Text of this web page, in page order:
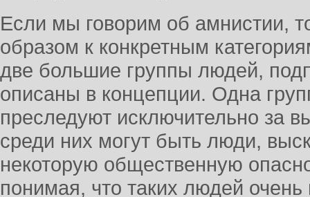
Если мы говорим об амнистии,
образом к конкретным
две большие группы людей,
описаны в концепции. Одна
преследуют исключительно за
среди них могут быть люди,
некоторую общественную
понимая, что таких людей